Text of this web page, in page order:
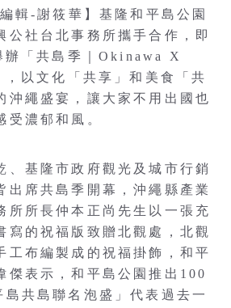
輯-謝筱華】基隆和平島公園
公社台北事務所攜手合作，即
「共島季｜Okinawa X
以文化「共享」和美食「共
沖繩盛宴，讓大家不用出國也
受濃郁和風。
、基隆市政府觀光及城市行銷
出席共島季開幕，沖繩縣產業
所所長仲本正尚先生以一張充
寫的祝福版致贈北觀處，北觀
工布編製成的祝福掛飾，和平
傑表示，和平島公園推出100
共島聯名泡盛」代表過去一